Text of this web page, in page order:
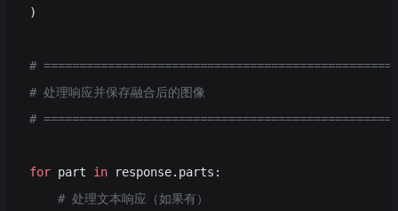
)
#
# 处理响应并保存融合后的图像
#
for part in response.parts:
    # 处理文本响应（如果有）